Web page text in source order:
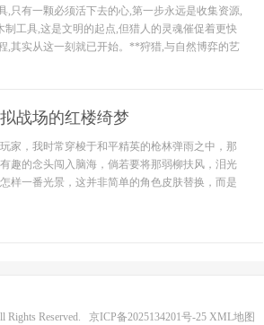
,只有一颗必须活下去的心,第一步永远是收集资源,
工具,这是文明的起点,但猎人的灵魂催促着更快
,其实从这一刻就已开始。**狩猎,与自然博弈的艺
战场的红楼绮梦
家，我时常穿梭于和平精英的枪林弹雨之中，那
趣的念头闯入脑海，倘若要将那弱柳扶风，泪光
样一番光景，这并非简单的角色皮肤替换，而是
Rights Reserved. 京ICP备2025134201号-25 XML地图